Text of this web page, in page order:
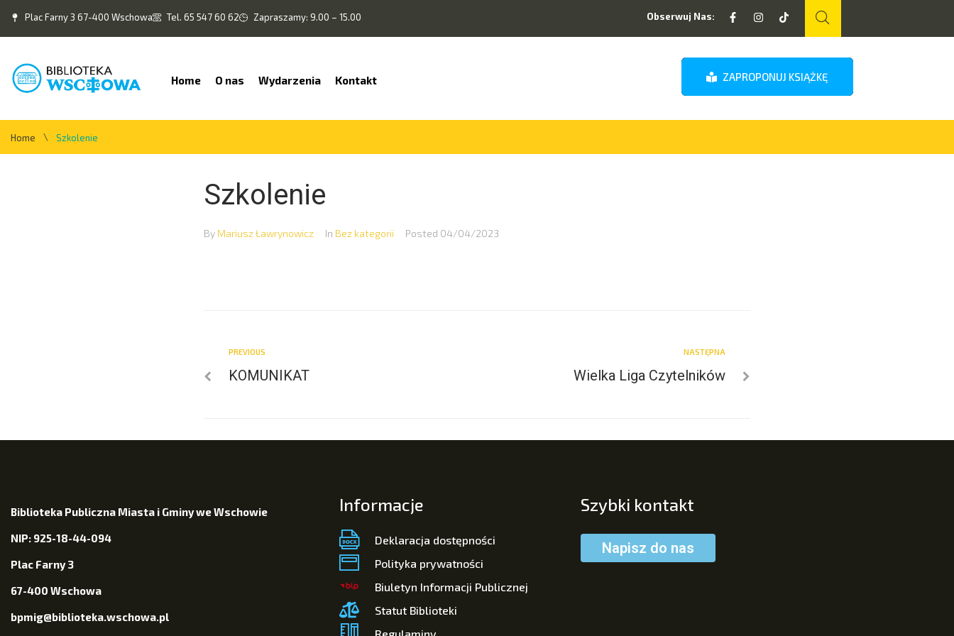
Plac Farny 3 67-400 Wschowa Tel. 65 547 60 62 Zapraszamy: 9.00 – 15.00 Obserwuj Nas:
Home O nas Wydarzenia Kontakt ZAPROPONUJ KSIĄŻKĘ
Home \ Szkolenie
Szkolenie
By Mariusz Ławrynowicz In Bez kategorii Posted 04/04/2023
PREVIOUS
KOMUNIKAT
NASTĘPNA
Wielka Liga Czytelników
Biblioteka Publiczna Miasta i Gminy we Wschowie
NIP: 925-18-44-094
Plac Farny 3
67-400 Wschowa
bpmig@biblioteka.wschowa.pl
Informacje
Deklaracja dostępności
Polityka prywatności
Biuletyn Informacji Publicznej
Statut Biblioteki
Szybki kontakt
Napisz do nas